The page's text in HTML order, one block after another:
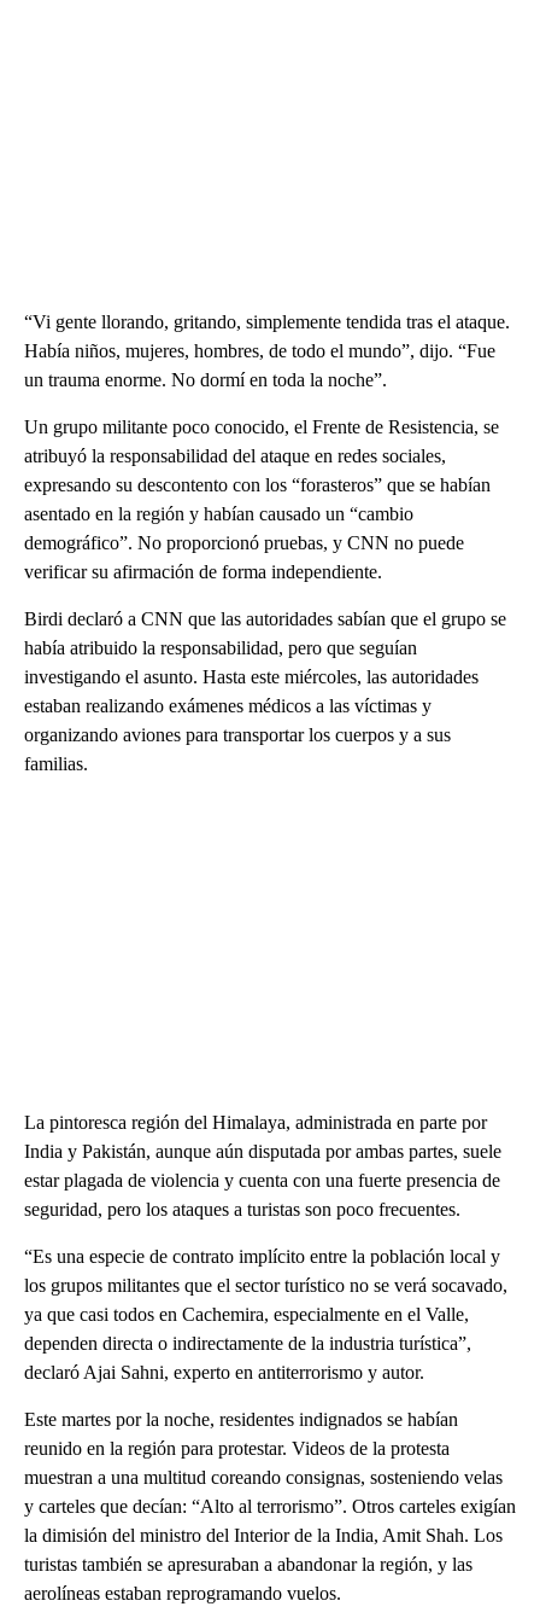
“Vi gente llorando, gritando, simplemente tendida tras el ataque.
Había niños, mujeres, hombres, de todo el mundo”, dijo. “Fue
un trauma enorme. No dormí en toda la noche”.
Un grupo militante poco conocido, el Frente de Resistencia, se
atribuyó la responsabilidad del ataque en redes sociales,
expresando su descontento con los “forasteros” que se habían
asentado en la región y habían causado un “cambio
demográfico”. No proporcionó pruebas, y CNN no puede
verificar su afirmación de forma independiente.
Birdi declaró a CNN que las autoridades sabían que el grupo se
había atribuido la responsabilidad, pero que seguían
investigando el asunto. Hasta este miércoles, las autoridades
estaban realizando exámenes médicos a las víctimas y
organizando aviones para transportar los cuerpos y a sus
familias.
La pintoresca región del Himalaya, administrada en parte por
India y Pakistán, aunque aún disputada por ambas partes, suele
estar plagada de violencia y cuenta con una fuerte presencia de
seguridad, pero los ataques a turistas son poco frecuentes.
“Es una especie de contrato implícito entre la población local y
los grupos militantes que el sector turístico no se verá socavado,
ya que casi todos en Cachemira, especialmente en el Valle,
dependen directa o indirectamente de la industria turística”,
declaró Ajai Sahni, experto en antiterrorismo y autor.
Este martes por la noche, residentes indignados se habían
reunido en la región para protestar. Videos de la protesta
muestran a una multitud coreando consignas, sosteniendo velas
y carteles que decían: “Alto al terrorismo”. Otros carteles exigían
la dimisión del ministro del Interior de la India, Amit Shah. Los
turistas también se apresuraban a abandonar la región, y las
aerolíneas estaban reprogramando vuelos.